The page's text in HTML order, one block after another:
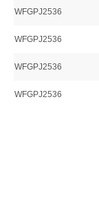
WFGPJ2536
WFGPJ2536
WFGPJ2536
WFGPJ2536